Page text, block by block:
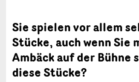
Sie spielen vor allem
Stücke, auch wenn
Ambäck auf der Bühne
diese Stücke?